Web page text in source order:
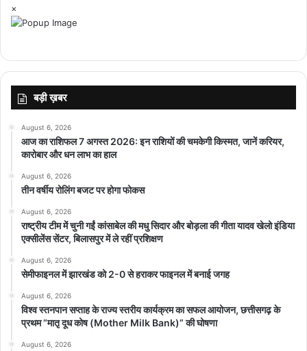
×
बड़ी ख़बर
August 6, 2026
आज का राशिफल 7 अगस्त 2026: इन राशियों की चमकेगी किस्मत, जानें करियर,
कारोबार और धन लाभ का हाल
August 6, 2026
तीन वर्षीय रोलिंग बजट पर होगा फोकस
August 6, 2026
राष्ट्रीय टीम में चुनी गईं कांसाबेल की मधु सिदार और बोड़ला की गीता यादव खेलो इंडिया
एक्सीलेंस सेंटर, बिलासपुर में ले रहीं प्रशिक्षण
August 6, 2026
सेमीफाइनल में झारखंड को 2-0 से हराकर फाइनल में बनाई जगह
August 6, 2026
विश्व स्तनपान सप्ताह के राज्य स्तरीय कार्यक्रम का सफल आयोजन, छत्तीसगढ़ के
प्रथम “मातृ दूध कोष (Mother Milk Bank)” की घोषणा
August 6, 2026